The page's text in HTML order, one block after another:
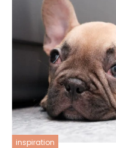
inspiration